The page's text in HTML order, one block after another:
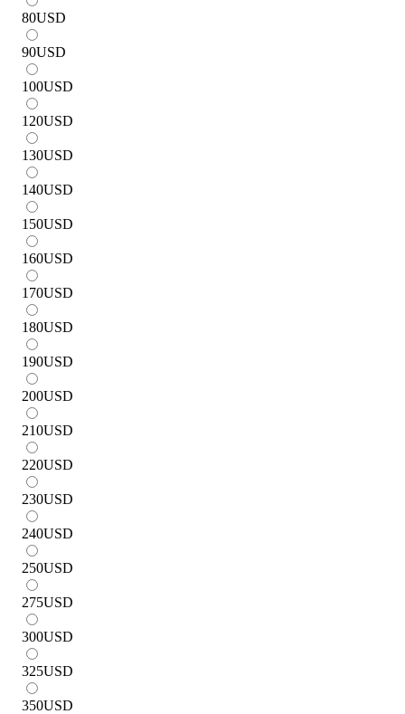
80USD
90USD
100USD
120USD
130USD
140USD
150USD
160USD
170USD
180USD
190USD
200USD
210USD
220USD
230USD
240USD
250USD
275USD
300USD
325USD
350USD